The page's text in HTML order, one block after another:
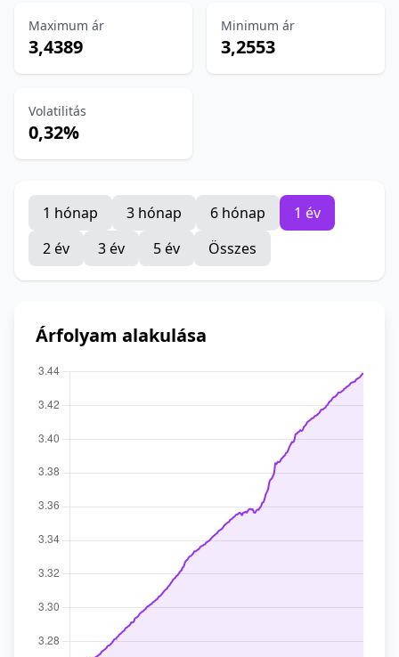
Maximum ár
3,4389
Minimum ár
3,2553
Volatilitás
0,32%
1 hónap 3 hónap 6 hónap
1 év
2 év
3 év 5 év Összes
Árfolyam alakulása